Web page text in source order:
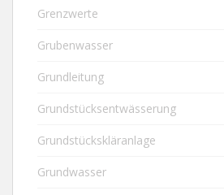
Grenzwerte
Grubenwasser
Grundleitung
Grundstücksentwässerung
Grundstückskläranlage
Grundwasser